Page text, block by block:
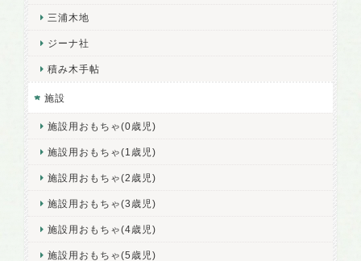
三浦木地
ジーナ社
積み木手帖
施設
施設用おもちゃ(0歳児)
施設用おもちゃ(1歳児)
施設用おもちゃ(2歳児)
施設用おもちゃ(3歳児)
施設用おもちゃ(4歳児)
施設用おもちゃ(5歳児)